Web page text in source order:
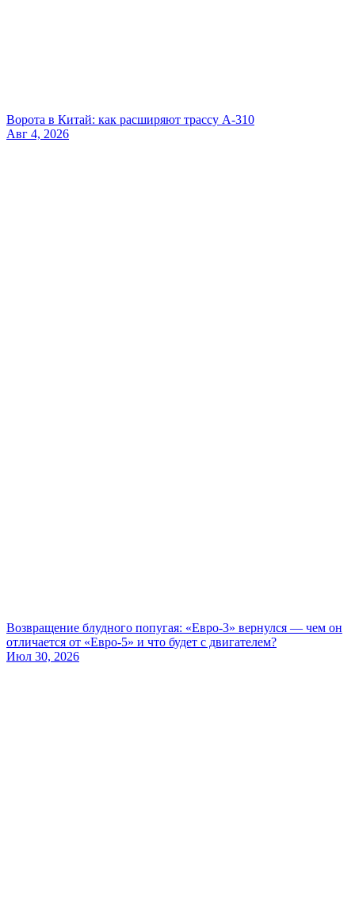
Ворота в Китай: как расширяют трассу А-310
Авг 4, 2026
Возвращение блудного попугая: «Евро-3» вернулся — чем он
отличается от «Евро-5» и что будет с двигателем?
Июл 30, 2026